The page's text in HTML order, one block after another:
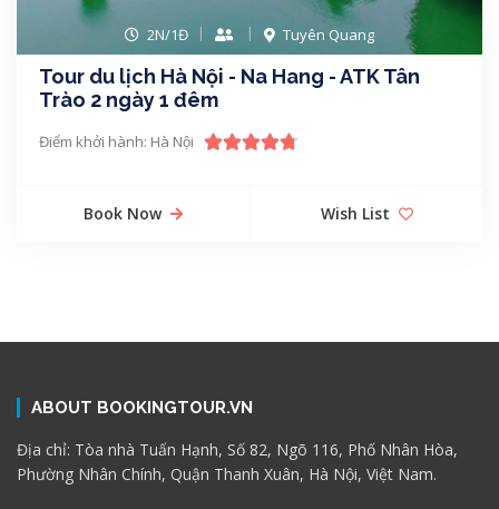
2N/1Đ Tuyên Quang
Tour du lịch Hà Nội - Na Hang - ATK Tân
Trào 2 ngày 1 đêm
Điểm khởi hành: Hà Nội
Book Now Wish List
ABOUT BOOKINGTOUR.VN
Địa chỉ: Tòa nhà Tuấn Hạnh, Số 82, Ngõ 116, Phố Nhân Hòa,
Phường Nhân Chính, Quận Thanh Xuân, Hà Nội, Việt Nam.